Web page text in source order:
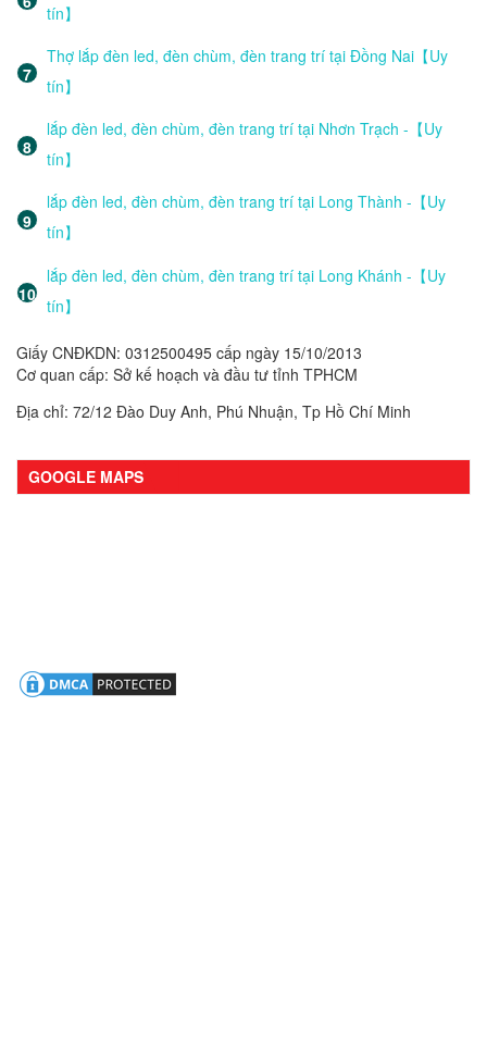
tín】
Thợ lắp đèn led, đèn chùm, đèn trang trí tại Đồng Nai【Uy
tín】
lắp đèn led, đèn chùm, đèn trang trí tại Nhơn Trạch -【Uy
tín】
lắp đèn led, đèn chùm, đèn trang trí tại Long Thành -【Uy
tín】
lắp đèn led, đèn chùm, đèn trang trí tại Long Khánh -【Uy
tín】
Giấy CNĐKDN: 0312500495 cấp ngày 15/10/2013
Cơ quan cấp: Sở kế hoạch và đầu tư tỉnh TPHCM
Địa chỉ: 72/12 Đào Duy Anh, Phú Nhuận, Tp Hồ Chí Minh
GOOGLE MAPS